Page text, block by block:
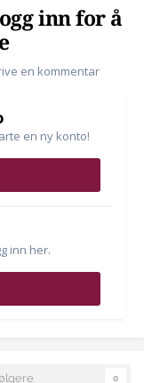
inn for å
en kommentar
en ny konto!
inn her.
0